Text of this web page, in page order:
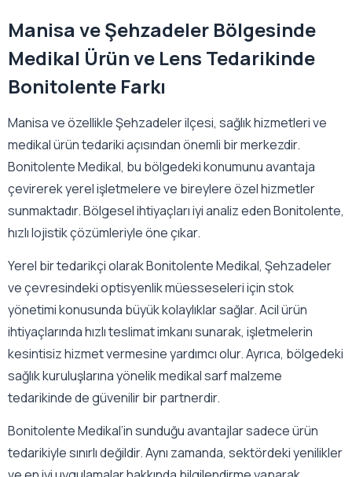
Manisa ve Şehzadeler Bölgesinde
Medikal Ürün ve Lens Tedarikinde
Bonitolente Farkı
Manisa ve özellikle Şehzadeler ilçesi, sağlık hizmetleri ve
medikal ürün tedariki açısından önemli bir merkezdir.
Bonitolente Medikal, bu bölgedeki konumunu avantaja
çevirerek yerel işletmelere ve bireylere özel hizmetler
sunmaktadır. Bölgesel ihtiyaçları iyi analiz eden Bonitolente,
hızlı lojistik çözümleriyle öne çıkar.
Yerel bir tedarikçi olarak Bonitolente Medikal, Şehzadeler
ve çevresindeki optisyenlik müesseseleri için stok
yönetimi konusunda büyük kolaylıklar sağlar. Acil ürün
ihtiyaçlarında hızlı teslimat imkanı sunarak, işletmelerin
kesintisiz hizmet vermesine yardımcı olur. Ayrıca, bölgedeki
sağlık kuruluşlarına yönelik medikal sarf malzeme
tedarikinde de güvenilir bir partnerdir.
Bonitolente Medikal’in sunduğu avantajlar sadece ürün
tedarikiyle sınırlı değildir. Aynı zamanda, sektördeki yenilikler